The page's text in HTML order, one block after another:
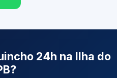
24h na Ilha do